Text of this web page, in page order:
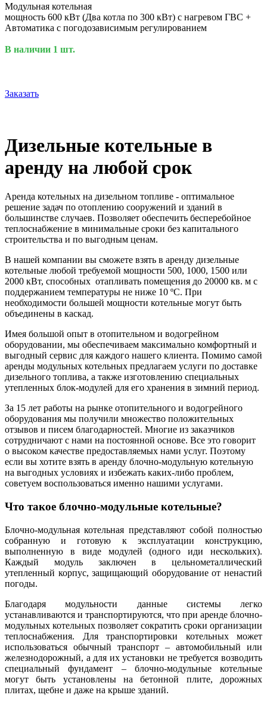
Модульная котельная
мощность 600 кВт (Два котла по 300 кВт) с нагревом ГВС +
Автоматика с погодозависимым регулированием
В наличии 1 шт.
Заказать
Дизельные котельные в
аренду на любой срок
Аренда котельных на дизельном топливе - оптимальное
решение задач по отоплению сооружений и зданий в
большинстве случаев. Позволяет обеспечить бесперебойное
теплоснабжение в минимальные сроки без капитального
строительства и по выгодным ценам.
В нашей компании вы сможете взять в аренду дизельные
котельные любой требуемой мощности 500, 1000, 1500 или
2000 кВт, способных отапливать помещения до 20000 кв. м с
поддержанием температуры не ниже 10 ºС. При
необходимости большей мощности котельные могут быть
объединены в каскад.
Имея большой опыт в отопительном и водогрейном
оборудовании, мы обеспечиваем максимально комфортный и
выгодный сервис для каждого нашего клиента. Помимо самой
аренды модульных котельных предлагаем услуги по доставке
дизельного топлива, а также изготовлению специальных
утепленных блок-модулей для его хранения в зимний период.
За 15 лет работы на рынке отопительного и водогрейного
оборудования мы получили множество положительных
отзывов и писем благодарностей. Многие из заказчиков
сотрудничают с нами на постоянной основе. Все это говорит
о высоком качестве предоставляемых нами услуг. Поэтому
если вы хотите взять в аренду блочно-модульную котельную
на выгодных условиях и избежать каких-либо проблем,
советуем воспользоваться именно нашими услугами.
Что такое блочно-модульные котельные?
Блочно-модульная котельная представляют собой полностью
собранную и готовую к эксплуатации конструкцию,
выполненную в виде модулей (одного иди нескольких).
Каждый модуль заключен в цельнометаллический
утепленный корпус, защищающий оборудование от ненастий
погоды.
Благодаря модульности данные системы легко
устанавливаются и транспортируются, что при аренде блочно-
модульных котельных позволяет сократить сроки организации
теплоснабжения. Для транспортировки котельных может
использоваться обычный транспорт – автомобильный или
железнодорожный, а для их установки не требуется возводить
специальный фундамент – блочно-модульные котельные
могут быть установлены на бетонной плите, дорожных
плитах, щебне и даже на крыше зданий.